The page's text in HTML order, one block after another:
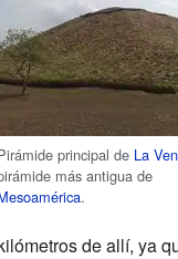
principal de La
más antigua de
.
de allí, ya